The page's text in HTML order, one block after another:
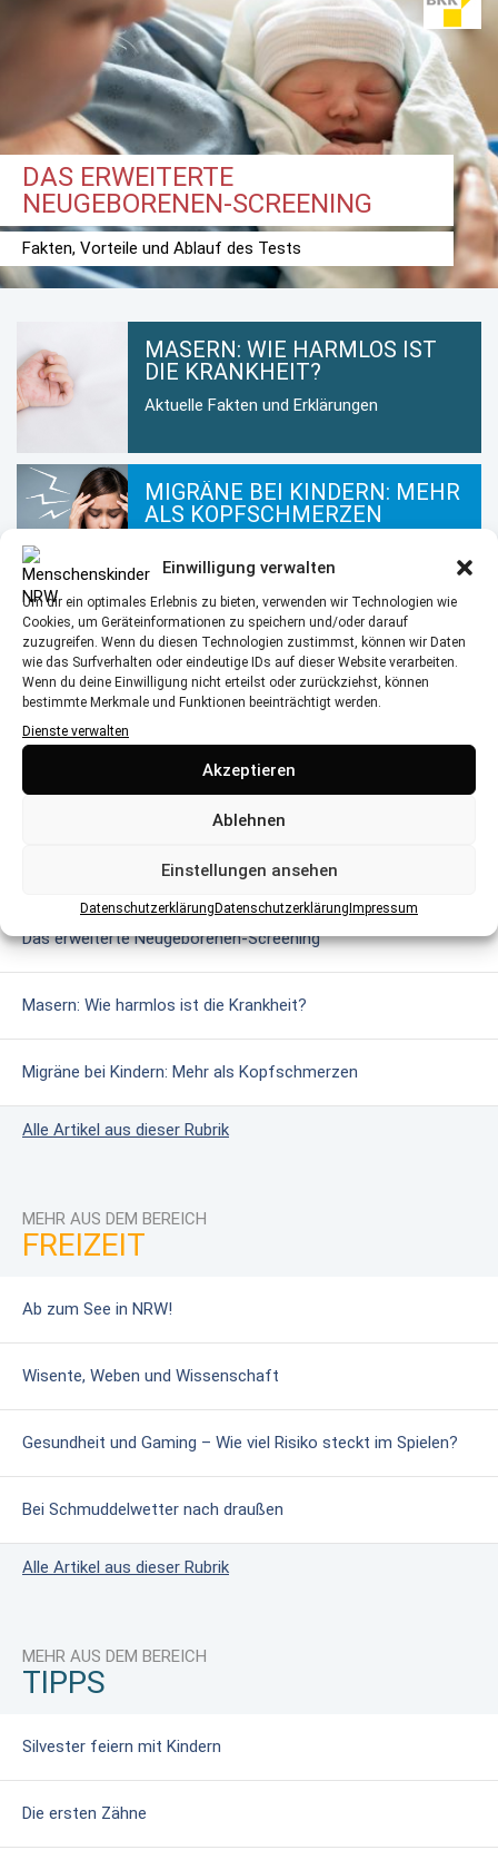
Einwilligung verwalten
Um dir ein optimales Erlebnis zu bieten, verwenden wir Technologien wie
Cookies, um Geräteinformationen zu speichern und/oder darauf
zuzugreifen. Wenn du diesen Technologien zustimmst, können wir Daten
wie das Surfverhalten oder eindeutige IDs auf dieser Website verarbeiten.
Wenn du deine Einwilligung nicht erteilst oder zurückziehst, können
bestimmte Merkmale und Funktionen beeinträchtigt werden.
Dienste verwalten
Akzeptieren
Ablehnen
Einstellungen ansehen
Datenschutzerklärung Datenschutzerklärung Impressum
DAS ERWEITERTE
NEUGEBORENEN-SCREENING
Fakten, Vorteile und Ablauf des Tests
MASERN: WIE HARMLOS IST
DIE KRANKHEIT?
Aktuelle Fakten und Erklärungen
MIGRÄNE BEI KINDERN: MEHR
ALS KOPFSCHMERZEN
KINDERHAUT IM WINTER: SO
BLEIBT SIE GESUND UND
GEPFLEGT
Hautpflege für Kinder in der kalten
Glutenintoleranz & Zöliakie: Wenn Gluten gefährlich wird
Das erweiterte Neugeborenen-Screening
Masern: Wie harmlos ist die Krankheit?
Migräne bei Kindern: Mehr als Kopfschmerzen
Alle Artikel aus dieser Rubrik
MEHR AUS DEM BEREICH
FREIZEIT
Ab zum See in NRW!
Wisente, Weben und Wissenschaft
Gesundheit und Gaming – Wie viel Risiko steckt im Spielen?
Bei Schmuddelwetter nach draußen
Alle Artikel aus dieser Rubrik
MEHR AUS DEM BEREICH
TIPPS
Silvester feiern mit Kindern
Die ersten Zähne